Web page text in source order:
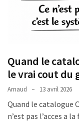
Quand le
le vrai cout
Arnaud 13 avril 2026
Quand le catalogue
n’est pas l’acces a